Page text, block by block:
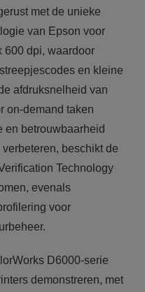
met de unieke
van Epson voor
600 dpi, waardoor
en kleine
afdruksnelheid van
on-demand taken
en betrouwbaarheid
beschikt de
Technology
evenals
voor
D6000-serie
demonstreren, met